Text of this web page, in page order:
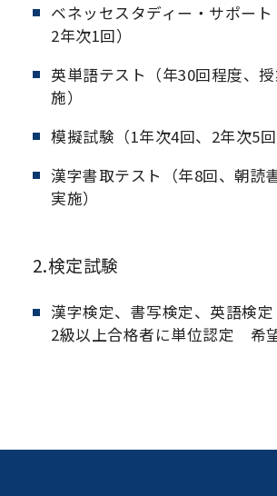
ベネッセスタディー・サポート
2年次1回）
英単語テスト（年30回程度、
施）
模擬試験（1年次4回、2年次5回
漢字書取テスト（年8回、朝読
実施）
2.検定試験
漢字検定、書写検定、英語検
2級以上合格者に単位認定 希望